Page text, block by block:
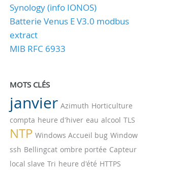
Synology (info IONOS)
Batterie Venus E V3.0 modbus
extract
MIB RFC 6933
MOTS CLÉS
janvier Azimuth Horticulture
compta heure d'hiver eau alcool TLS
NTP Windows Accueil bug Window
ssh Bellingcat ombre portée Capteur
local slave Tri heure d'été HTTPS